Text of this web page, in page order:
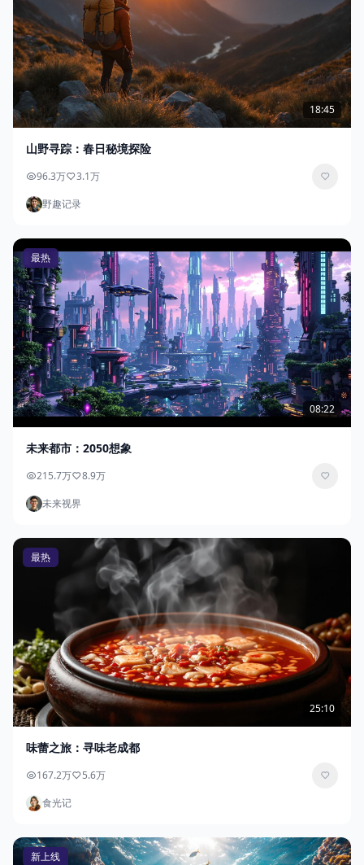
18:45
山野寻踪：春日秘境探险
96.3万
3.1万
野趣记录
最热
08:22
未来都市：2050想象
215.7万
8.9万
未来视界
最热
25:10
味蕾之旅：寻味老成都
167.2万
5.6万
食光记
新上线